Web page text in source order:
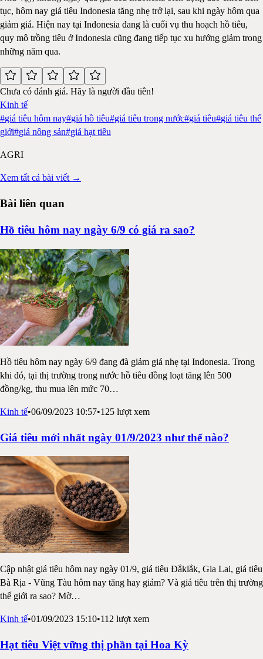
tục, hôm nay giá tiêu Indonesia tăng nhẹ trở lại, sau khi ngày hôm qua
giảm giá. Hiện nay tại Indonesia đang là cuối vụ thu hoạch hồ tiêu,
quy mô trồng tiêu ở Indonesia cũng đang tiếp tục xu hướng giảm trong
những năm qua.
Chưa có đánh giá. Hãy là người đầu tiên!
Kinh tế
#giá tiêu hôm nay#giá hồ tiêu#giá tiêu trong nước#giá tiêu#giá tiêu thế
giới#giá nông sản#giá hạt tiêu
AGRI
Xem tất cả bài viết →
Bài liên quan
Hồ tiêu hôm nay ngày 6/9 có giá ra sao?
Hồ tiêu hôm nay ngày 6/9 đang đà giảm giá nhẹ tại Indonesia. Trong
khi đó, tại thị trường trong nước hồ tiêu đồng loạt tăng lên 500
đồng/kg, thu mua lên mức 70…
Kinh tế•06/09/2023 10:57•125 lượt xem
Giá tiêu mới nhất ngày 01/9/2023 như thế nào?
Cập nhật giá tiêu hôm nay ngày 01/9, giá tiêu Đắklắk, Gia Lai, giá tiêu
Bà Rịa - Vũng Tàu hôm nay tăng hay giảm? Và giá tiêu trên thị trường
thế giới ra sao? Mờ…
Kinh tế•01/09/2023 15:10•112 lượt xem
Hạt tiêu Việt vững thị phần tại Hoa Kỳ